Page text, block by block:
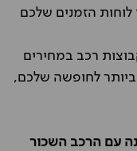
הזמנים שלכם
רכב במחירים
לחופשה שלכם,
עם הרכב השכור